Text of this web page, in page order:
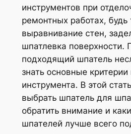
инструментов при
ремонтных работах, будь
выравнивание стен,
шпатлевка поверхности.
подходящий шпатель
знать основные
инструмента. В этой
выбрать шпатель для
обратить внимание и
шпателей лучше всего